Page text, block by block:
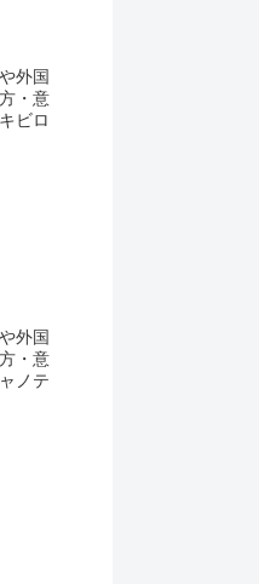
外国
・意
ビロ
外国
・意
ノテ